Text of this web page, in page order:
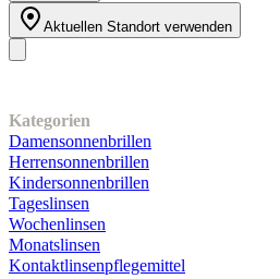
Aktuellen Standort verwenden
Kategorien
Damensonnenbrillen
Herrensonnenbrillen
Kindersonnenbrillen
Tageslinsen
Wochenlinsen
Monatslinsen
Kontaktlinsenpflegemittel